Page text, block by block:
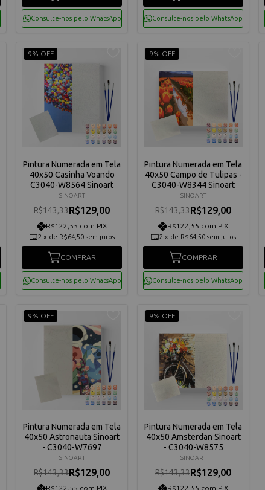
Consulte-nos pelo WhatsApp Consulte-nos pelo WhatsApp
9% OFF
Pintura Numerada em Tela
40x50 Casinha Voando
C3040-W8564 Sinoart
SINOART
R$143,33R$129,00
R$122,55 com PIX
2 x de R$64,50 sem juros
COMPRAR
Consulte-nos pelo WhatsApp
9% OFF
Pintura Numerada em Tela
40x50 Campo de Tulipas -
C3040-W8344 Sinoart
SINOART
R$143,33R$129,00
R$122,55 com PIX
2 x de R$64,50 sem juros
COMPRAR
Consulte-nos pelo WhatsApp
9% OFF
Pintura Numerada em Tela
40x50 Astronauta Sinoart
- C3040-W7697
SINOART
R$143,33R$129,00
R$122,55 com PIX
9% OFF
Pintura Numerada em Tela
40x50 Amsterdan Sinoart
- C3040-W8575
SINOART
R$143,33R$129,00
R$122,55 com PIX